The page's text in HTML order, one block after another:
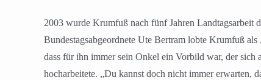
2003 wurde Krumfuß nach fünf Jahren Landtagsarbeit
Bundestagsabgeordnete Ute Bertram lobte Krumfuß
dass für ihn immer sein Onkel ein Vorbild war, der
hocharbeitete. „Du kannst doch nicht immer erwarten,